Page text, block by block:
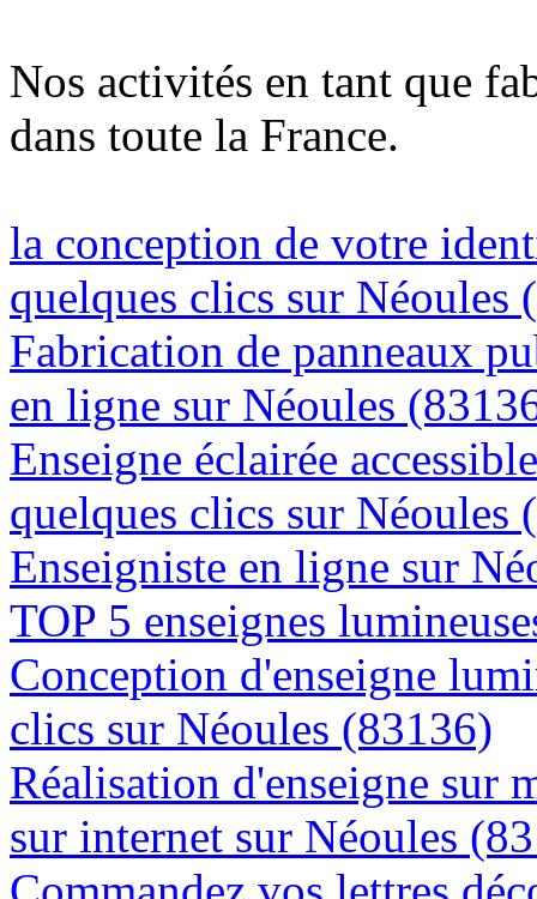
Nos activités en tant que
dans toute la France.
la conception de votre
quelques clics sur Néoules
Fabrication de panneaux
en ligne sur Néoules
Enseigne éclairée
quelques clics sur Néoules
Enseigniste en ligne sur
TOP 5 enseignes
Conception d'enseigne
clics sur Néoules (83136)
Réalisation d'enseigne sur
sur internet sur Néoules